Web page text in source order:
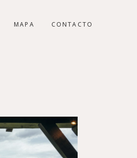
MAPA CONTACTO